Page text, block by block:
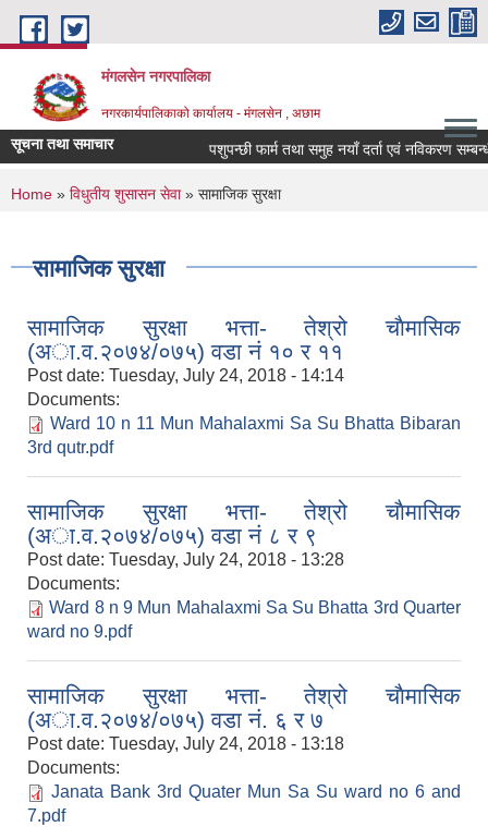
Skip to main content
मंगलसेन नगरपालिका
नगरकार्यपालिकाको कार्यालय - मंगलसेन , अछाम
सूचना तथा समाचार पशुपन्छी फार्म तथा समुह नयाँ दर्ता एवं नविकरण
You are here
Home » विधुतीय शुसासन सेवा» सामाजिक सुरक्षा
सामाजिक सुरक्षा
सामाजिक सुरक्षा भत्ता- तेश्रो चाैमासिक
(अा.व.२०७४/०७५) वडा नं १० र ११
Post date: Tuesday, July 24, 2018 - 14:14
Documents:
Ward 10 n 11 Mun Mahalaxmi Sa Su Bhatta Bibaran
3rd qutr.pdf
सामाजिक सुरक्षा भत्ता- तेश्रो चाैमासिक
(अा.व.२०७४/०७५) वडा नं ८ र ९
Post date: Tuesday, July 24, 2018 - 13:28
Documents:
Ward 8 n 9 Mun Mahalaxmi Sa Su Bhatta 3rd Quarter
ward no 9.pdf
सामाजिक सुरक्षा भत्ता- तेश्रो चाैमासिक
(अा.व.२०७४/०७५) वडा नं. ६ र ७
Post date: Tuesday, July 24, 2018 - 13:18
Documents:
Janata Bank 3rd Quater Mun Sa Su ward no 6 and
7.pdf